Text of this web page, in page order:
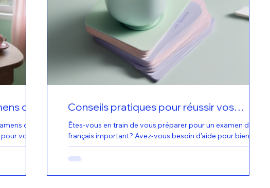
de
de
vous
Conseils pratiques pour réussir vos
examens de français avec E.F.I
Êtes-vous en train de vous préparer pour un examen de
français important? Avez-vous besoin d'aide pour bien vous
préparer et réussir...